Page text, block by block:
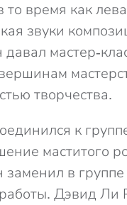
то время как
звуки
мастер-
творчества.
к
маститого
в
Дэвид Ли